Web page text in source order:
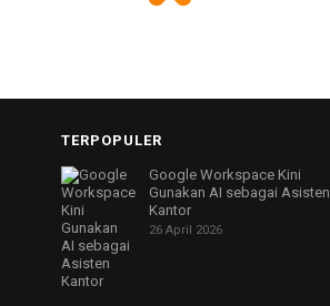
TERPOPULER
Google Workspace Kini
Gunakan AI sebagai Asisten
Kantor
26 April 2026